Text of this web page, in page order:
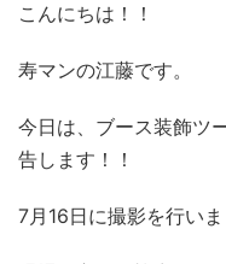
こんにちは！！
寿マンの江藤です。
今日は、ブース装飾ツ
告します！！
7月16日に撮影を行いま